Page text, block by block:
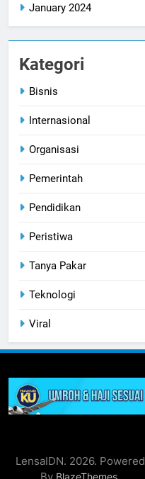
January 2024
Kategori
Bisnis
Internasional
Organisasi
Pemerintah
Pendidikan
Peristiwa
Tanya Pakar
Teknologi
Viral
LensaIDN. 2026. Powered